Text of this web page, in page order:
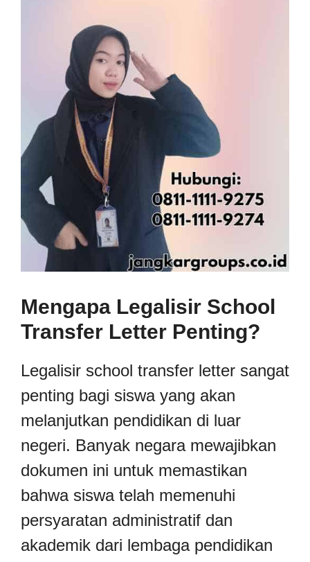
Mengapa Legalisir School
Transfer Letter Penting?
Legalisir school transfer letter sangat
penting bagi siswa yang akan
melanjutkan pendidikan di luar
negeri. Banyak negara mewajibkan
dokumen ini untuk memastikan
bahwa siswa telah memenuhi
persyaratan administratif dan
akademik dari lembaga pendidikan